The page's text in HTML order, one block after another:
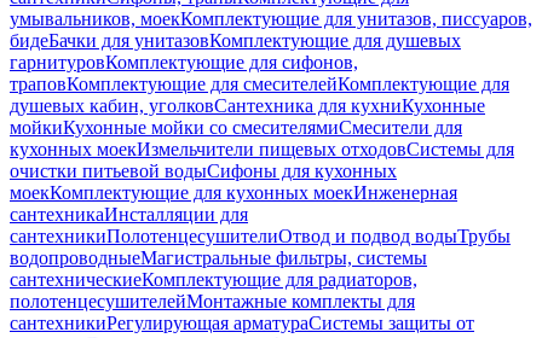
умывальников, моекКомплектующие для унитазов, писсуаров,
бидеБачки для унитазовКомплектующие для душевых
гарнитуровКомплектующие для сифонов,
траповКомплектующие для смесителейКомплектующие для
душевых кабин, уголковСантехника для кухниКухонные
мойкиКухонные мойки со смесителямиСмесители для
кухонных моекИзмельчители пищевых отходовСистемы для
очистки питьевой водыСифоны для кухонных
моекКомплектующие для кухонных моекИнженерная
сантехникаИнсталляции для
сантехникиПолотенцесушителиОтвод и подвод водыТрубы
водопроводныеМагистральные фильтры, системы
сантехническиеКомплектующие для радиаторов,
полотенцесушителейМонтажные комплекты для
сантехникиРегулирующая арматураСистемы защиты от